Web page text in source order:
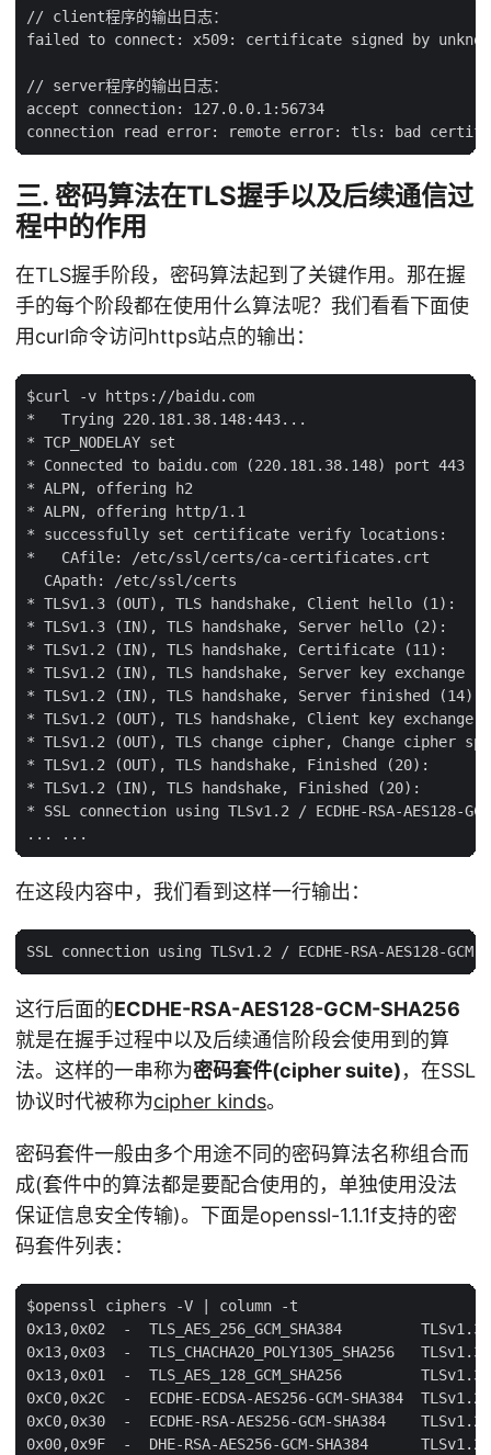
// client程序的输出日志：
failed to connect: x509: certificate signed by
// server程序的输出日志：
accept connection: 127.0.0.1:56734
三. 密码算法在TLS握手以及后续通信过
程中的作用
在TLS握手阶段，密码算法起到了关键作用。那在握
手的每个阶段都在使用什么算法呢？我们看看下面使
用curl命令访问https站点的输出：
$curl -v https://baidu.com
*   Trying 220.181.38.148:443...
* TCP_NODELAY set
* Connected to baidu.com (220.181.38.148) port 443
* ALPN, offering h2
* ALPN, offering http/1.1
* successfully set certificate verify locations:
*   CAfile: /etc/ssl/certs/ca-certificates.crt
  CApath: /etc/ssl/certs
* TLSv1.3 (OUT), TLS handshake, Client hello (1):
* TLSv1.3 (IN), TLS handshake, Server hello (2):
* TLSv1.2 (IN), TLS handshake, Certificate (11):
* TLSv1.2 (IN), TLS handshake, Server key exchange
* TLSv1.2 (IN), TLS handshake, Server finished (14):
* TLSv1.2 (OUT), TLS handshake, Client key exchange
* TLSv1.2 (OUT), TLS change cipher, Change cipher
* TLSv1.2 (OUT), TLS handshake, Finished (20):
* TLSv1.2 (IN), TLS handshake, Finished (20):
* SSL connection using TLSv1.2 / ECDHE-RSA-AES128-
在这段内容中，我们看到这样一行输出：
这行后面的ECDHE-RSA-AES128-GCM-SHA256
就是在握手过程中以及后续通信阶段会使用到的算
法。这样的一串称为密码套件(cipher suite)，在SSL
协议时代被称为cipher kinds。
密码套件一般由多个用途不同的密码算法名称组合而
成(套件中的算法都是要配合使用的，单独使用没法
保证信息安全传输)。下面是openssl-1.1.1f支持的密
码套件列表：
$openssl ciphers -V | column -t
0x13,0x02  -  TLS_AES_256_GCM_SHA384
0x13,0x03  -  TLS_CHACHA20_POLY1305_SHA256
0x13,0x01  -  TLS_AES_128_GCM_SHA256
0xC0,0x2C  -  ECDHE-ECDSA-AES256-GCM-SHA384
0xC0,0x30  -  ECDHE-RSA-AES256-GCM-SHA384
0x00,0x9F  -  DHE-RSA-AES256-GCM-SHA384